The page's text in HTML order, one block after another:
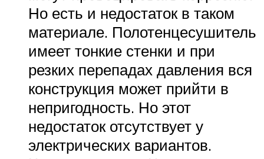
Но есть и недостаток в таком
материале. Полотенцесушитель
имеет тонкие стенки и при
резких перепадах давления вся
конструкция может прийти в
непригодность. Но этот
недостаток отсутствует у
электрических вариантов.